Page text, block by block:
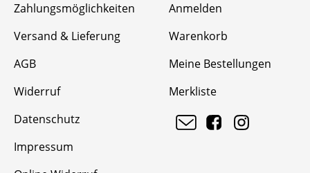
Zahlungsmöglichkeiten
Versand & Lieferung
AGB
Widerruf
Datenschutz
Impressum
Anmelden
Warenkorb
Meine Bestellungen
Merkliste